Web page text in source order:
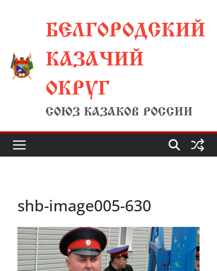
содержимомуБЕЛГОРОДСКИЙ
КАЗАЧИЙ
ОКРУГ
СОЮЗ КАЗАКОВ РОССИИ
shb-image005-630